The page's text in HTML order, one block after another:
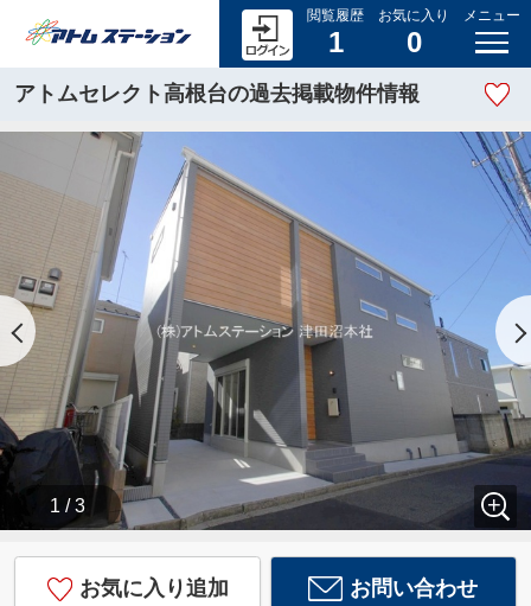
閲覧履歴
1
お気に入り
0
メニュー
アトムセレクト高根台の過去掲載物件情報
1 / 3
お気に入り追加 お問い合わせ